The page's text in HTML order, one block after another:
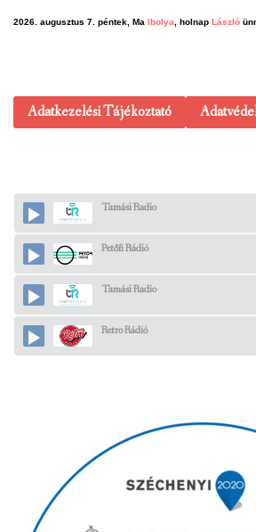
2026. augusztus 7. péntek, Ma Ibolya, holnap László
Adatkezelési Tájékoztató
Tamási Radio
Petőfi Rádió
Tamási Radio
Retro Rádió